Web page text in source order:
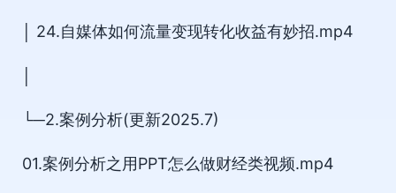
│ 24.自媒体如何流量变现转化收益有妙招.mp4
└─2.案例分析(更新2025.7)
01.案例分析之用PPT怎么做财经类视频.mp4